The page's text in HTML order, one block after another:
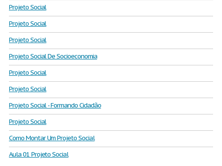
Projeto Social
Projeto Social
Projeto Social
Projeto Social De Socioeconomia
Projeto Social
Projeto Social
Projeto Social - Formando Cidadão
Projeto Social
Como Montar Um Projeto Social
Aula 01 Projeto Social